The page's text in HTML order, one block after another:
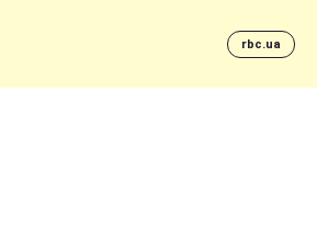
rbc.ua